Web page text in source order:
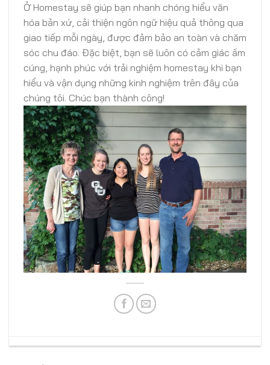
Ở Homestay sẽ giúp bạn nhanh chóng hiểu văn
hóa bản xứ, cải thiện ngôn ngữ hiệu quả thông qua
giao tiếp mỗi ngày, được đảm bảo an toàn và chăm
sóc chu đáo. Đặc biệt, bạn sẽ luôn có cảm giác ấm
cúng, hạnh phúc với trải nghiệm homestay khi bạn
hiểu và vận dụng những kinh nghiệm trên đây của
chúng tôi. Chúc bạn thành công!